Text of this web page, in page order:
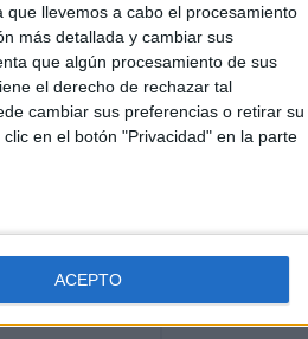
llevemos a cabo el procesamiento
más detallada y cambiar sus
que algún procesamiento de sus
el derecho de rechazar tal
cambiar sus preferencias o retirar su
en el botón "Privacidad" en la parte
ACEPTO
11
CANALES TV
22
4